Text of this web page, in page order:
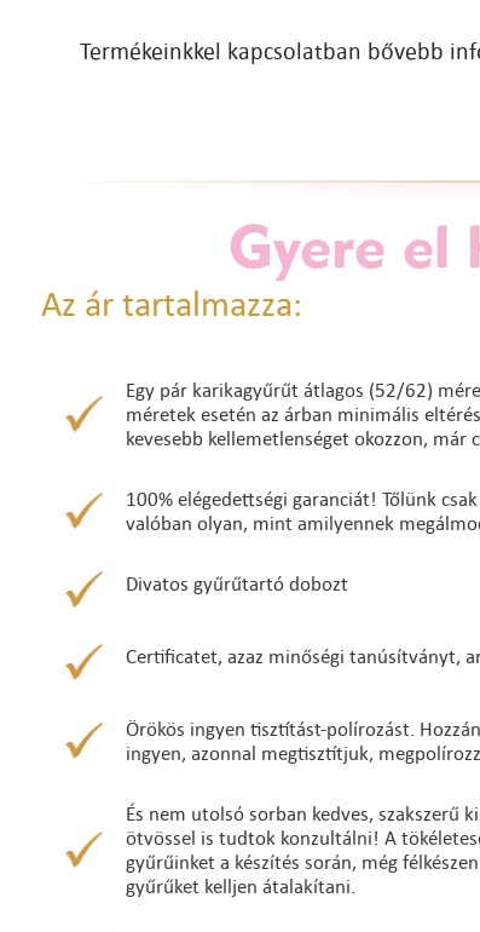
Termékeinkkel kapcsolatban bővebb
Gyere el
Az ár tartalmazza:
Egy pár karikagyűrűt átlagos (52/62)
méretek esetén az árban minimális
kevesebb kellemetlenséget okozzon,
100% elégedettségi garanciát! Tőlünk
valóban olyan, mint amilyennek
Divatos gyűrűtartó dobozt
Certificatet, azaz minőségi tanúsítványt,
Örökös ingyen tisztítást-polírozást.
ingyen, azonnal megtisztítjuk,
És nem utolsó sorban kedves, szakszerű
ötvössel is tudtok konzultálni! A
gyűrűinket a készítés során, még
gyűrűket kelljen átalakítani.